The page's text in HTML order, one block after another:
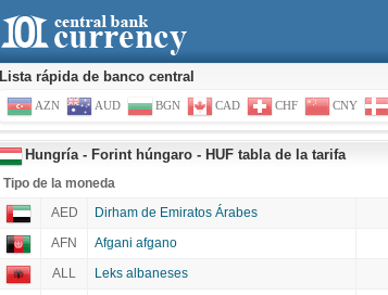
Lista rápida de banco central
AZN AUD BGN CAD CHF CNY
Hungría - Forint húngaro - HUF tabla de la tarifa
Tipo de la moneda
AED
Dirham de Emiratos Árabes
AFN
Afgani afgano
ALL
Leks albaneses